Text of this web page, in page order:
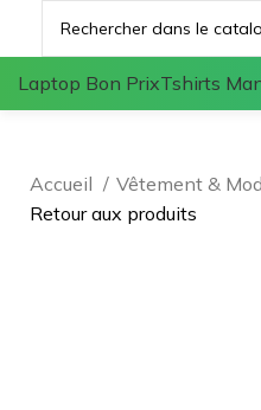
Laptop Bon PrixTshirts
Accueil Vêtement &
Retour aux produits